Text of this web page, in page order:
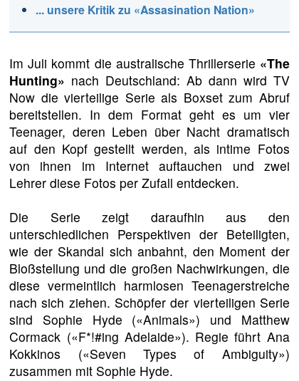
... unsere Kritik zu «Assasination Nation»
Im Juli kommt die australische Thrillerserie «The
Hunting» nach Deutschland: Ab dann wird TV
Now die vierteilige Serie als Boxset zum Abruf
bereitstellen. In dem Format geht es um vier
Teenager, deren Leben über Nacht dramatisch
auf den Kopf gestellt werden, als intime Fotos
von ihnen im Internet auftauchen und zwei
Lehrer diese Fotos per Zufall entdecken.
Die Serie zeigt daraufhin aus den
unterschiedlichen Perspektiven der Beteiligten,
wie der Skandal sich anbahnt, den Moment der
Bloßstellung und die großen Nachwirkungen, die
diese vermeintlich harmlosen Teenagerstreiche
nach sich ziehen. Schöpfer der vierteiligen Serie
sind Sophie Hyde («Animals») und Matthew
Cormack («F*!#ing Adelaide»). Regie führt Ana
Kokkinos («Seven Types of Ambiguity»)
zusammen mit Sophie Hyde.